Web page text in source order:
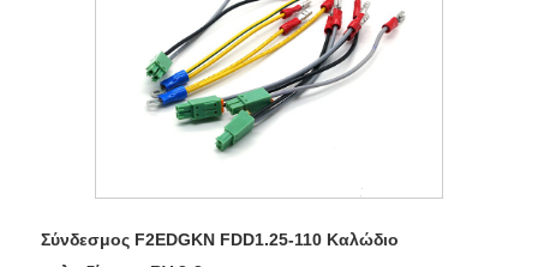
Σύνδεσμος F2EDGKN FDD1.25-110 Καλώδιο